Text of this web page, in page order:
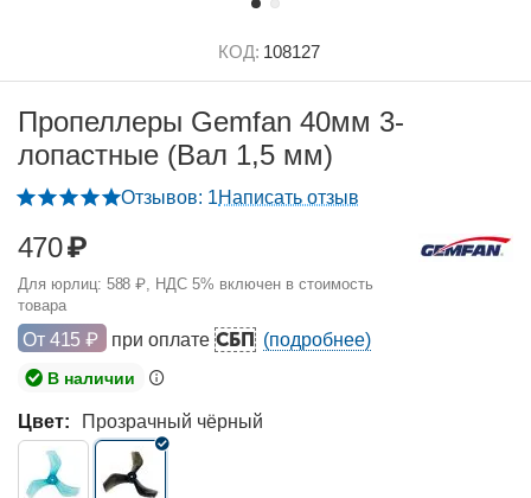
КОД: 108127
Пропеллеры Gemfan 40мм 3-
лопастные (Вал 1,5 мм)
Отзывов: 1Написать отзыв
470₽
Для юрлиц: 588 ₽, НДС 5% включен в стоимость
товара
От 415 ₽ при оплатеСБП (подробнее)
В наличии
Цвет: Прозрачный чёрный